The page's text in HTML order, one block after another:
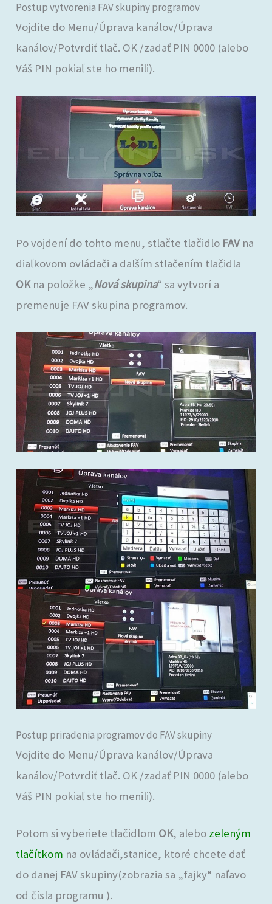
Postup vytvorenia FAV skupiny programov
Vojdite do Menu/Úprava kanálov/Úprava
kanálov/Potvrdiť tlač. OK /zadať PIN 0000 (alebo
Váš PIN pokiaľ ste ho menili).
Po vojdení do tohto menu, stlačte tlačidlo FAVna
diaľkovom ovládači a dalším stlačením tlačidla
OKna položke „Nová skupina“ sa vytvorí a
premenuje FAV skupina programov.
Postup priradenia programov do FAV skupiny
Vojdite do Menu/Úprava kanálov/Úprava
kanálov/Potvrdiť tlač. OK /zadať PIN 0000 (alebo
Váš PIN pokiaľ ste ho menili).
Potom si vyberiete tlačidlom OK, alebo zeleným
tlačítkom na ovládači,stanice, ktoré chcete dať
do danej FAV skupiny(zobrazia sa „fajky“ naľavo
od čísla programu ).